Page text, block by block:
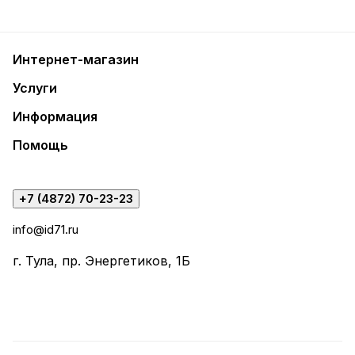
Интернет-магазин
Услуги
Информация
Помощь
+7 (4872) 70-23-23
info@id71.ru
г. Тула, пр. Энергетиков, 1Б